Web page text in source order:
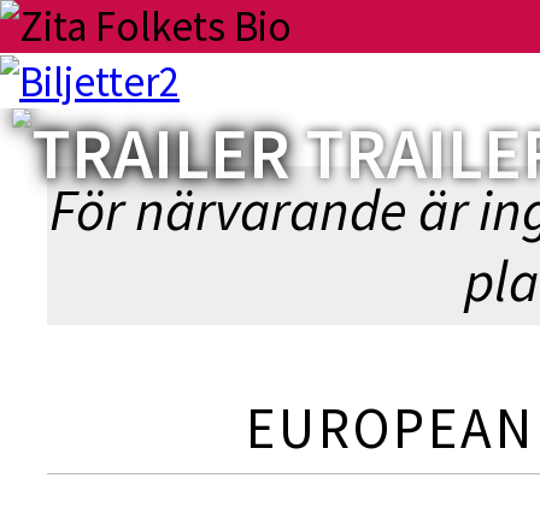
◀︎
För närvarande är